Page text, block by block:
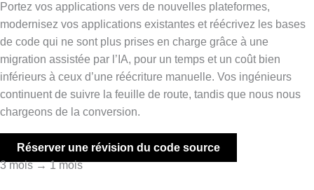
Portez vos applications vers de nouvelles plateformes,
modernisez vos applications existantes et réécrivez les bases
de code qui ne sont plus prises en charge grâce à une
migration assistée par l’IA, pour un temps et un coût bien
inférieurs à ceux d’une réécriture manuelle. Vos ingénieurs
continuent de suivre la feuille de route, tandis que nous nous
chargeons de la conversion.
Réserver une révision du code source
3 mois → 1 mois